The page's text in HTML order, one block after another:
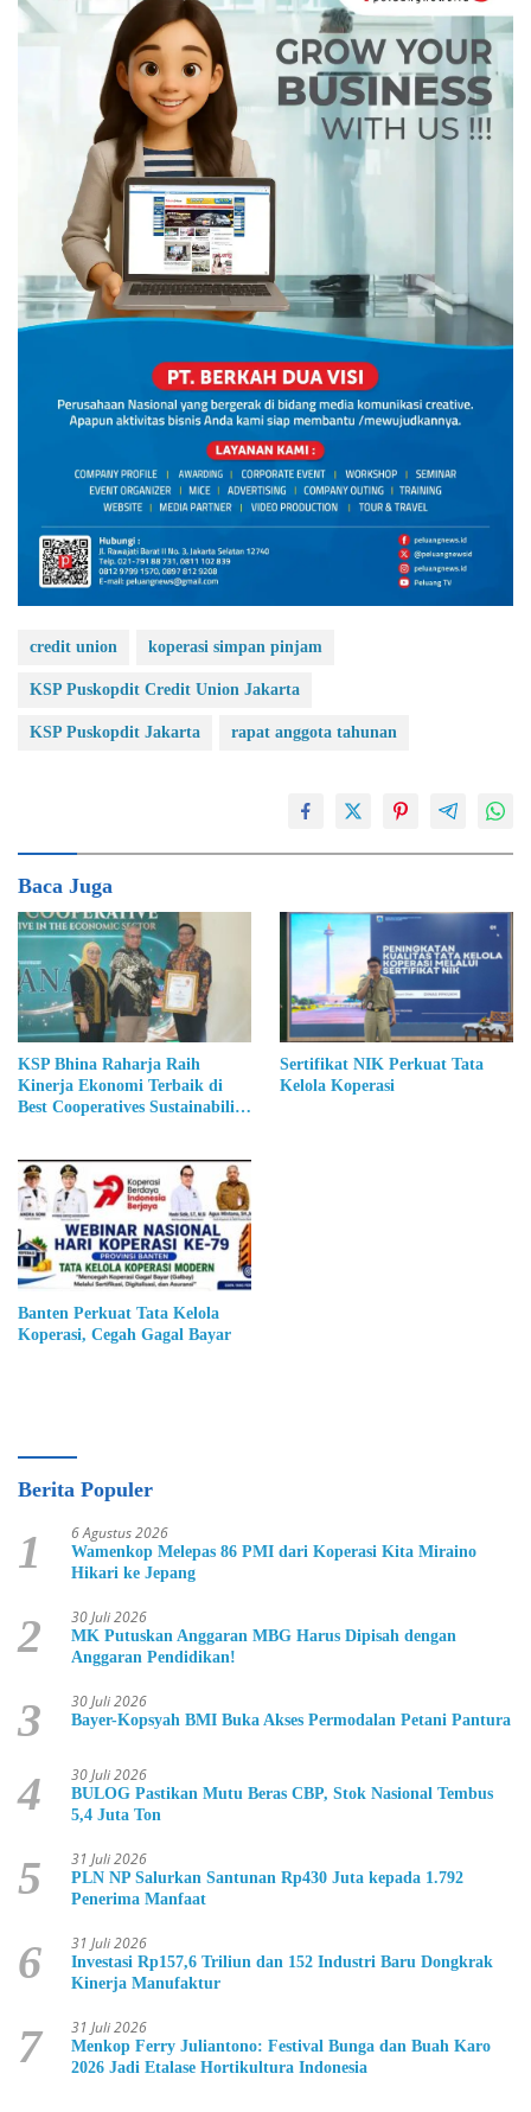
credit union koperasi simpan pinjam
KSP Puskopdit Credit Union Jakarta
KSP Puskopdit Jakarta rapat anggota tahunan
Baca Juga
KSP Bhina Raharja Raih
Kinerja Ekonomi Terbaik di
Best Cooperatives Sustainability
Sertifikat NIK Perkuat Tata
Kelola Koperasi
Banten Perkuat Tata Kelola
Koperasi, Cegah Gagal Bayar
Berita Populer
1 6 Agustus 2026
Wamenkop Melepas 86 PMI dari Koperasi Kita Miraino
Hikari ke Jepang
2 30 Juli 2026
MK Putuskan Anggaran MBG Harus Dipisah dengan
Anggaran Pendidikan!
3 30 Juli 2026
Bayer-Kopsyah BMI Buka Akses Permodalan Petani Pantura
4 30 Juli 2026
BULOG Pastikan Mutu Beras CBP, Stok Nasional Tembus
5,4 Juta Ton
5 31 Juli 2026
PLN NP Salurkan Santunan Rp430 Juta kepada 1.792
Penerima Manfaat
6 31 Juli 2026
Investasi Rp157,6 Triliun dan 152 Industri Baru Dongkrak
Kinerja Manufaktur
7 31 Juli 2026
Menkop Ferry Juliantono: Festival Bunga dan Buah Karo
2026 Jadi Etalase Hortikultura Indonesia